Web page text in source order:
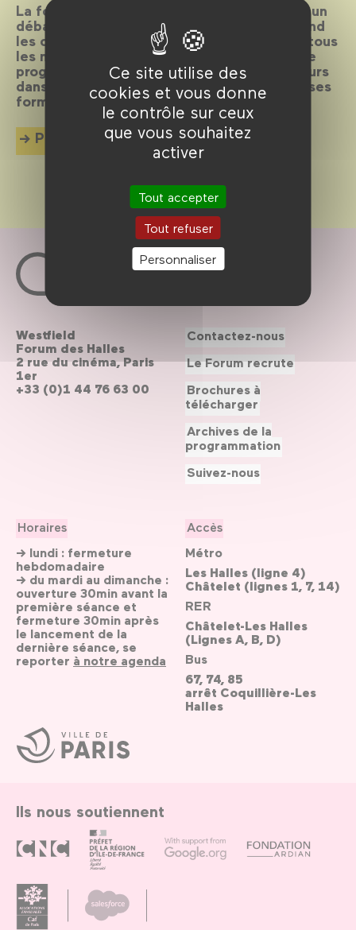
Ce site utilise des
cookies et vous donne
le contrôle sur ceux
que vous souhaitez
activer
Tout accepter
Tout refuser
Personnaliser
La formule magique des
– un film, un
débat ou une animation et un goûter – attend
les cinéphiles en herbe de 18 mois à 8 ans tous
les mercredis et dimanches après-midi ! Une
programmation joyeuse et ludique et toujours
dans la découverte du cinéma dans toutes ses
formes.
Plus d'info
Ville
de
Paris
Westfield
Forum des Halles
2 rue du cinéma, Paris
1er
+33 (0)1 44 76 63 00
Horaires
→ lundi : fermeture
hebdomadaire
→ du mardi au dimanche :
ouverture 30min avant la
première séance et
fermeture 30min après
le lancement de la
dernière séance, se
reporter à notre agenda
Accès
Métro
Les Halles (ligne 4)
Châtelet (lignes 1, 7, 14)
RER
Châtelet-Les Halles
(Lignes A, B, D)
Bus
67, 74, 85
arrêt Coquillière-Les
Halles
Contactez-nous
Le Forum recrute
Brochures à
télécharger
Archives de la
programmation
Suivez-nous
Ils nous soutiennent